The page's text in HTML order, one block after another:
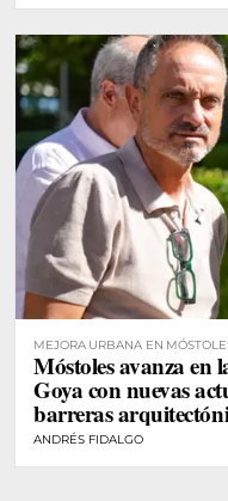
MEJORA URBANA EN
Móstoles avanza en
Goya con nuevas
barreras
ANDRÉS FIDALGO